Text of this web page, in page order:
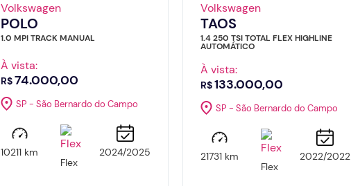
Volkswagen
POLO
1.0 MPI TRACK MANUAL
À vista:
R$74.000,00
SP - São Bernardo do Campo
10211 km
Flex
2024/2025
Volkswagen
TAOS
1.4 250 TSI TOTAL FLEX HIGHLINE
AUTOMÁTICO
À vista:
R$133.000,00
SP - São Bernardo do Campo
21731 km
Flex
2022/2022